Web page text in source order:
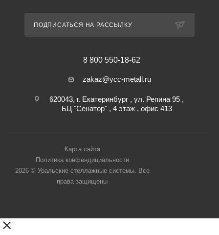
ПОДПИСАТЬСЯ НА РАССЫЛКУ
8 800 550-18-62
zakaz@ycc-metall.ru
620043, г. Екатеринбург , ул. Репина 95 ,
БЦ "Сенатор" , 4 этаж , офис 413
Карта сайта
Политика конфендициальности
2026 © Уральские стеллажные системы. Все
права защищены